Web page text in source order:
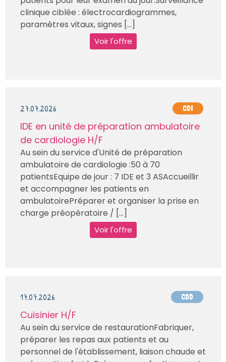
clinique ciblée : électrocardiogrammes,
paramètres vitaux, signes [...]
Voir l'offre
27.07.2026 CDI
IDE en unité de préparation ambulatoire
de cardiologie H/F
Au sein du service d'Unité de préparation
ambulatoire de cardiologie :50 à 70
patientsEquipe de jour : 7 IDE et 3 ASAccueillir
et accompagner les patients en
ambulatoirePréparer et organiser la prise en
charge préopératoire / [...]
Voir l'offre
17.07.2026 CDD
Cuisinier H/F
Au sein du service de restaurationFabriquer,
préparer les repas aux patients et au
personnel de l'établissement, liaison chaude et